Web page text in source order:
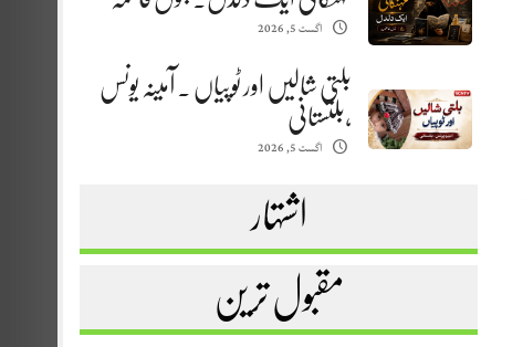
اگست 5, 2026
بلتی شالیں اور ٹوپیاں . آمینہ یونس
،بلتستانی
اگست 5, 2026
اشتہار
مقبول ترین